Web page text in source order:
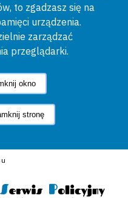
to zgadzasz się na
urządzenia.
zarządzać
przeglądarki.
okno
stronę